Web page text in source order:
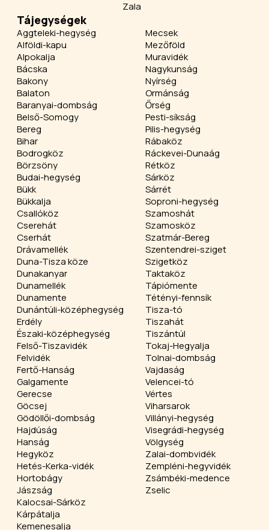
Zala
Tájegységek
Aggteleki-hegység
Alföldi-kapu
Alpokalja
Bácska
Bakony
Balaton
Baranyai-dombság
Belső-Somogy
Bereg
Bihar
Bodrogköz
Börzsöny
Budai-hegység
Bükk
Bükkalja
Csallóköz
Cserehát
Cserhát
Drávamellék
Duna-Tisza köze
Dunakanyar
Dunamellék
Dunamente
Dunántúli-középhegység
Erdély
Északi-középhegység
Felső-Tiszavidék
Felvidék
Fertő-Hanság
Galgamente
Gerecse
Göcsej
Gödöllői-dombság
Hajdúság
Hanság
Hegyköz
Hetés-Kerka-vidék
Hortobágy
Jászság
Kalocsai-Sárköz
Kárpátalja
Kemenesalja
Mecsek
Mezőföld
Muravidék
Nagykunság
Nyírség
Ormánság
Őrség
Pesti-síkság
Pilis-hegység
Rábaköz
Ráckevei-Dunaág
Rétköz
Sárköz
Sárrét
Soproni-hegység
Szamoshát
Szamosköz
Szatmár-Bereg
Szentendrei-sziget
Szigetköz
Taktaköz
Tápiómente
Tétényi-fennsík
Tisza-tó
Tiszahát
Tiszántúl
Tokaj-Hegyalja
Tolnai-dombság
Vajdaság
Velencei-tó
Vértes
Viharsarok
Villányi-hegység
Visegrádi-hegység
Völgység
Zalai-dombvidék
Zempléni-hegyvidék
Zsámbéki-medence
Zselic